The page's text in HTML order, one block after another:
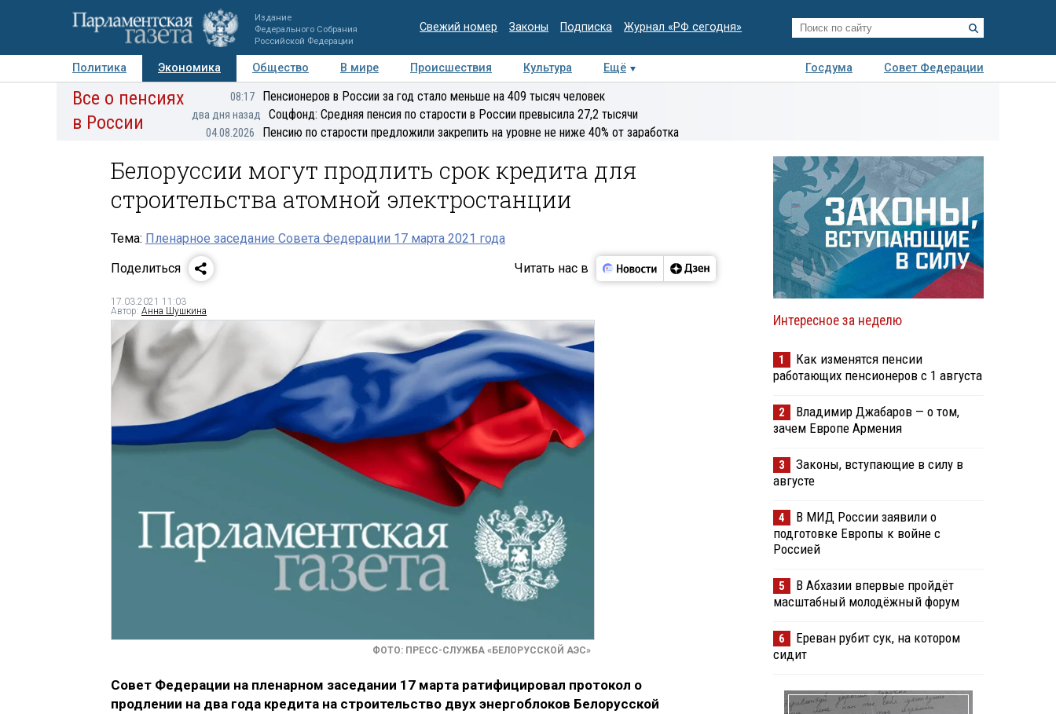
Издание
Федерального Собрания
Российской Федерации
Свежий номер Законы Подписка Журнал «РФ сегодня»
Политика Экономика Общество В мире Происшествия Культура Ещё Госдума
Совет Федерации
Авторы Персоны Мнения Регионы Медиацентр Интервью Колумнисты
Все о пенсиях
в России
08:17 Пенсионеров в России за год стало меньше на 409 тысяч человек
два дня назад Соцфонд: Средняя пенсия по старости в России превысила 27,2 тысячи
04.08.2026 Пенсию по старости предложили закрепить на уровне не ниже 40% от заработка
Белоруссии могут продлить срок кредита для
строительства атомной электростанции
Тема: Пленарное заседание Совета Федерации 17 марта 2021 года
Поделиться
Читать нас в
17.03.2021 11:03
Автор: Анна Шушкина
ФОТО: ПРЕСС-СЛУЖБА «БЕЛОРУССКОЙ АЭС»
Совет Федерации на пленарном заседании 17 марта ратифицировал протокол о
продлении на два года кредита на строительство двух энергоблоков Белорусской
Интересное за неделю
1
Как изменятся пенсии
работающих пенсионеров с 1 августа
2
Владимир Джабаров — о том,
зачем Европе Армения
3
Законы, вступающие в силу в
августе
4
В МИД России заявили о
подготовке Европы к войне с
Россией
5
В Абхазии впервые пройдёт
масштабный молодёжный форум
6
Ереван рубит сук, на котором
сидит